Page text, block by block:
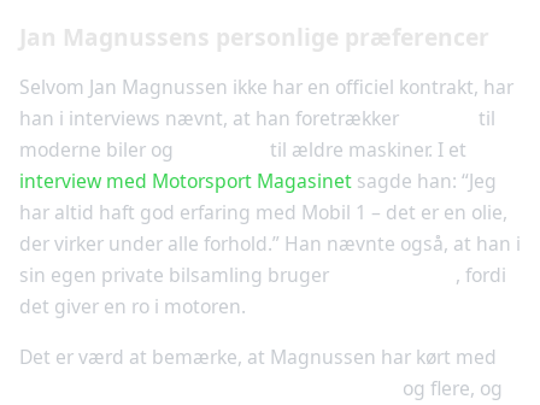
Jan Magnussens personlige præferencer
Selvom Jan Magnussen ikke har en officiel kontrakt, har
han i interviews nævnt, at han foretrækker
til
moderne biler og
til ældre maskiner. I et
interview med Motorsport Magasinet sagde han: “Jeg
har altid haft god erfaring med Mobil 1 – det er en olie,
der virker under alle forhold.” Han nævnte også, at han i
sin egen private bilsamling bruger
, fordi
det giver en ro i motoren.
Det er værd at bemærke, at Magnussen har kørt med
og flere, og